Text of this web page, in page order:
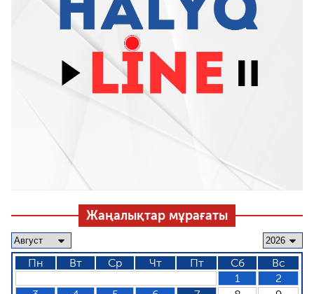
Жаңалықтар мұрағаты
Пн Вт Ср Чт Пт Сб
Вс
1
2